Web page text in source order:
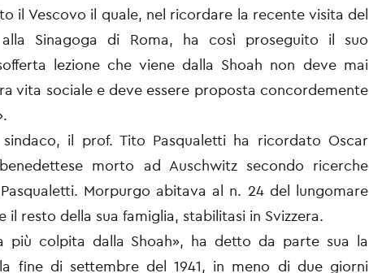
il Vescovo il quale, nel ricordare la recente visita del
Sinagoga di Roma, ha così proseguito il suo
lezione che viene dalla Shoah non deve mai
vita sociale e deve essere proposta concordemente
il prof. Tito Pasqualetti ha ricordato Oscar
morto ad Auschwitz secondo ricerche
Morpurgo abitava al n. 24 del lungomare
il resto della sua famiglia, stabilitasi in Svizzera.
più colpita dalla Shoah», ha detto da parte sua la
fine di settembre del 1941, in meno di due giorni